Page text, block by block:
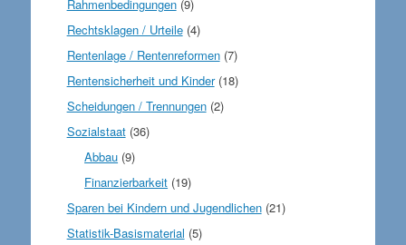
Rahmenbedingungen(9)
Rechtsklagen / Urteile(4)
Rentenlage / Rentenreformen(7)
Rentensicherheit und Kinder(18)
Scheidungen / Trennungen(2)
Sozialstaat(36)
Abbau (9)
Finanzierbarkeit (19)
Sparen bei Kindern und Jugendlichen(21)
Statistik-Basismaterial (5)